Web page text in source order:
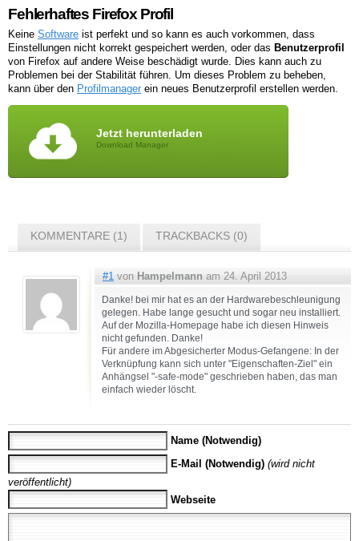
Fehlerhaftes Firefox Profil
Keine Software ist perfekt und so kann es auch vorkommen, dass
Einstellungen nicht korrekt gespeichert werden, oder das Benutzerprofil
von Firefox auf andere Weise beschädigt wurde. Dies kann auch zu
Problemen bei der Stabilität führen. Um dieses Problem zu beheben,
kann über den Profilmanager ein neues Benutzerprofil erstellen werden.
Jetzt herunterladen
Download Manager
KOMMENTARE (1) TRACKBACKS (0)
#1 von Hampelmann am 24. April 2013
Danke! bei mir hat es an der Hardwarebeschleunigung
gelegen. Habe lange gesucht und sogar neu installiert.
Auf der Mozilla-Homepage habe ich diesen Hinweis
nicht gefunden. Danke!
Für andere im Abgesicherter Modus-Gefangene: In der
Verknüpfung kann sich unter "Eigenschaften-Ziel" ein
Anhängsel "-safe-mode" geschrieben haben, das man
einfach wieder löscht.
Name (Notwendig)
E-Mail (Notwendig) (wird nicht
veröffentlicht)
Webseite